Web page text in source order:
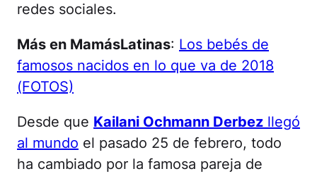
redes sociales.
Más en MamásLatinas: Los bebés de
famosos nacidos en lo que va de 2018
(FOTOS)
Desde que Kailani Ochmann Derbez llegó
al mundo el pasado 25 de febrero, todo
ha cambiado por la famosa pareja de